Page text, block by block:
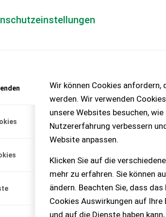
Wir können Cookies
werden. Wir verwenden
unsere Websites besuchen,
Nutzererfahrung verbessern
Website anpassen.
Klicken Sie auf die
mehr zu erfahren. Sie können
ändern. Beachten Sie, dass
Cookies Auswirkungen auf
und auf die Dienste haben
PORTRAIT BEIM
eins in Österreich
70.000 gebrauchten Landmaschinen zu
über eine Milliarde Euro.
Anzeigen veröffentlicht. Aber auch in
Facebook- Communities in
abgerufen.